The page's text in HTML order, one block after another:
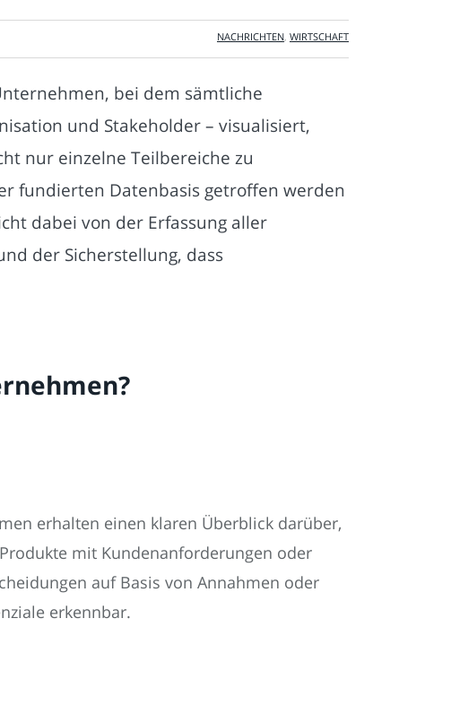
NACHRICHTEN, WIRTSCHAFT
bei dem sämtliche
und Stakeholder – visualisiert,
nur einzelne Teilbereiche zu
fundierten Datenbasis getroffen werden
dabei von der Erfassung aller
der Sicherstellung, dass
erhalten einen klaren Überblick darüber,
mit Kundenanforderungen oder
auf Basis von Annahmen oder
erkennbar.